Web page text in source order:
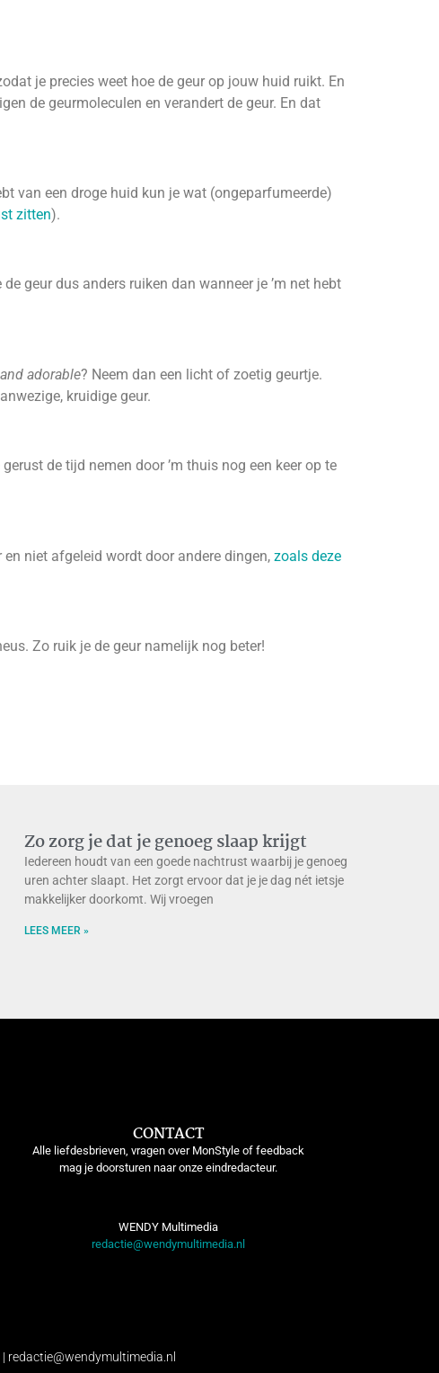
je precies weet hoe de geur op jouw huid ruikt. En
de geurmoleculen en verandert de geur. En dat
van een droge huid kun je wat (ongeparfumeerde)
zitten).
geur dus anders ruiken dan wanneer je ’m net hebt
adorable? Neem dan een licht of zoetig geurtje.
kruidige geur.
de tijd nemen door ’m thuis nog een keer op te
niet afgeleid wordt door andere dingen, zoals deze
Zo ruik je de geur namelijk nog beter!
Zo zorg je dat je genoeg slaap krijgt
Iedereen houdt van een goede nachtrust waarbij je genoeg
uren achter slaapt. Het zorgt ervoor dat je je dag nét ietsje
makkelijker doorkomt. Wij vroegen
LEES MEER »
CONTACT
Alle liefdesbrieven, vragen over MonStyle of feedback
mag je doorsturen naar onze eindredacteur.
WENDY Multimedia
redactie@wendymultimedia.nl
redactie@wendymultimedia.nl